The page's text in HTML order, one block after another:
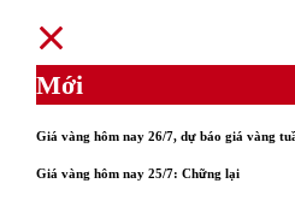
Mới
Giá vàng hôm nay 26/7, dự báo giá vàng
Giá vàng hôm nay 25/7: Chững lại